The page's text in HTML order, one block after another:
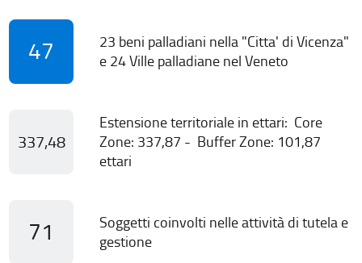
47
23 beni palladiani nella "Citta' di Vicenza"
e 24 Ville palladiane nel Veneto
337,48
Estensione territoriale in ettari: Core
Zone: 337,87 - Buffer Zone: 101,87
ettari
71
Soggetti coinvolti nelle attività di tutela e
gestione